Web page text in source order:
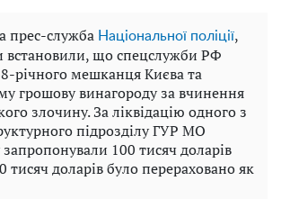
прес-служба Національної поліції,
встановили, що спецслужби РФ
річного мешканця Києва та
грошову винагороду за вчинення
злочину. За ліквідацію одного з
підрозділу ГУР МО
100 тисяч доларів
доларів було перераховано як